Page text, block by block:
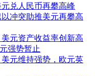
兑人民币再攀高峰
冲突助推美元再攀高
元资产收益率创新高
强势暂止
元维持强势，欧元英